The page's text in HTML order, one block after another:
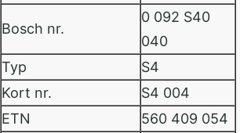
Bosch nr.
0 092 S40
040
Typ
S4
Kort nr.
S4 004
ETN
560 409 054